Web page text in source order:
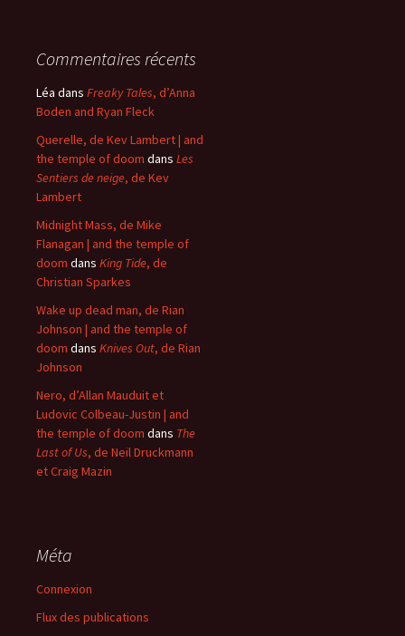
Commentaires récents
Léa dans Freaky Tales, d’Anna
Boden and Ryan Fleck
Querelle, de Kev Lambert | and
the temple of doom dans Les
Sentiers de neige, de Kev
Lambert
Midnight Mass, de Mike
Flanagan | and the temple of
doom dans King Tide, de
Christian Sparkes
Wake up dead man, de Rian
Johnson | and the temple of
doom dans Knives Out, de Rian
Johnson
Nero, d’Allan Mauduit et
Ludovic Colbeau-Justin | and
the temple of doom dans The
Last of Us, de Neil Druckmann
et Craig Mazin
Méta
Connexion
Flux des publications